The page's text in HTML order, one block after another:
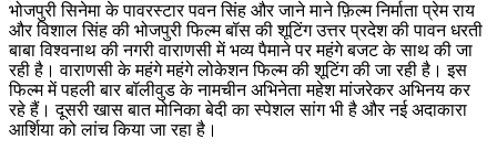
भोजपुरी सिनेमा के पावरस्टार पवन सिंह और जाने माने फ़िल्म निर्माता प्रेम राय
और विशाल सिंह की भोजपुरी फिल्म बॉस की शूटिंग उत्तर प्रदेश की पावन धरती
बाबा विश्वनाथ की नगरी वाराणसी में भव्य पैमाने पर महंगे बजट के साथ की जा
रही है। वाराणसी के महंगे महंगे लोकेशन फिल्म की शूटिंग की जा रही है। इस
फिल्म में पहली बार बॉलीवुड के नामचीन अभिनेता महेश मांजरेकर अभिनय कर
रहे हैं। दूसरी खास बात मोनिका बेदी का स्पेशल सांग भी है और नई अदाकारा
आर्शिया को लांच किया जा रहा है।